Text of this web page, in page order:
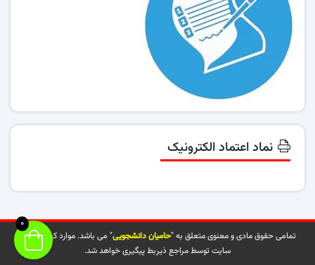
نماد اعتماد الکترونیک
تمامی حقوق مادی و معنوی متعلق به "حامیان دانشجویی" می باشد. موارد کپی شده از
سایت توسط مراجع ذیربط پیگیری خواهد شد.
0